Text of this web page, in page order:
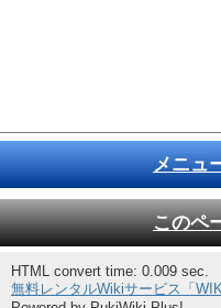
メニュ
このペ
HTML convert time: 0.009 sec.
無料レンタルWikiサービス「